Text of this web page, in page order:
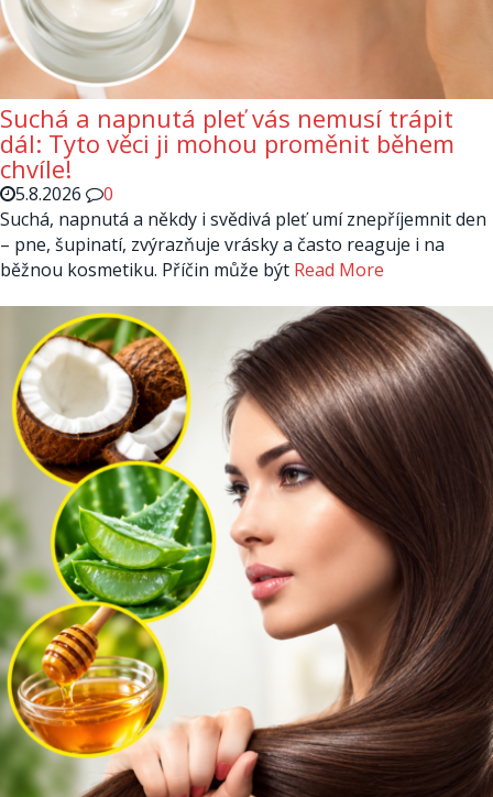
Suchá a napnutá pleť vás nemusí trápit
dál: Tyto věci ji mohou proměnit během
chvíle!
5.8.2026
0
Suchá, napnutá a někdy i svědivá pleť umí znepříjemnit den
– pne, šupinatí, zvýrazňuje vrásky a často reaguje i na
běžnou kosmetiku. Příčin může být Read More